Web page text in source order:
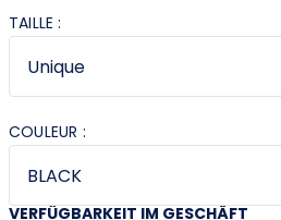
TAILLE :
COULEUR :
VERFÜGBARKEIT IM GESCHÄFT